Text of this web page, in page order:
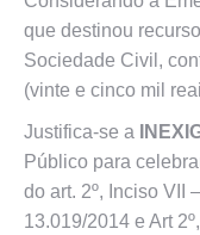
que destinou
Sociedade Civil,
(vinte e cinco mil
Justifica-se a
Público para
do art. 2º, Inciso VII
13.019/2014 e Art